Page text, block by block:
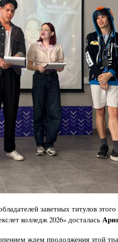
заветных титулов
колледж 2026» досталась
ждем продолжения этой